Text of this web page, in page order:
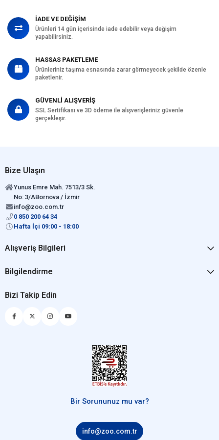
İADE VE DEĞİŞİM
Ürünleri 14 gün içerisinde iade edebilir veya değişim
yapabilirsiniz.
HASSAS PAKETLEME
Ürünleriniz taşıma esnasında zarar görmeyecek şekilde özenle
paketlenir.
GÜVENLİ ALIŞVERİŞ
SSL Sertifikası ve 3D ödeme ile alışverişleriniz güvenle
gerçekleşir.
Bize Ulaşın
Yunus Emre Mah. 7513/3 Sk.
No: 3/ABornova / İzmir
info@zoo.com.tr
0 850 200 64 34
Hafta İçi 09:00 - 18:00
Alışveriş Bilgileri
Bilgilendirme
Bizi Takip Edin
Bir Sorununuz mu var?
info@zoo.com.tr